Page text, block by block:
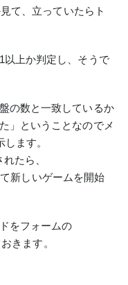
て、立っていたらト
以上か判定し、そうで
の数と一致しているか
」ということなのでメ
ます。
たら、
新しいゲームを開始
をフォームの
きます。